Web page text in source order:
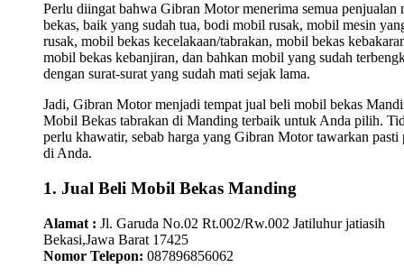
Perlu diingat bahwa Gibran Motor menerima semua penjualan
bekas, baik yang sudah tua, bodi mobil rusak, mobil mesin
rusak, mobil bekas kecelakaan/tabrakan, mobil bekas
mobil bekas kebanjiran, dan bahkan mobil yang sudah
dengan surat-surat yang sudah mati sejak lama.
Jadi, Gibran Motor menjadi tempat jual beli mobil bekas
Mobil Bekas tabrakan di Manding terbaik untuk Anda pilih.
perlu khawatir, sebab harga yang Gibran Motor tawarkan pasti
di Anda.
1. Jual Beli Mobil Bekas Manding
Alamat : Jl. Garuda No.02 Rt.002/Rw.002 Jatiluhur jatiasih
Bekasi,Jawa Barat 17425
Nomor Telepon: 087896856062